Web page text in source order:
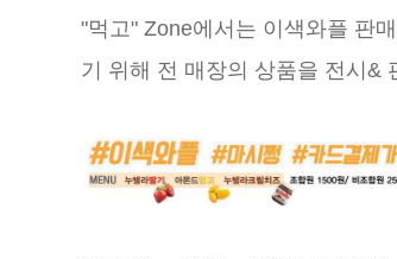
"먹고" Zone에서는 이색와플 판
기 위해 전 매장의 상품을 전시&